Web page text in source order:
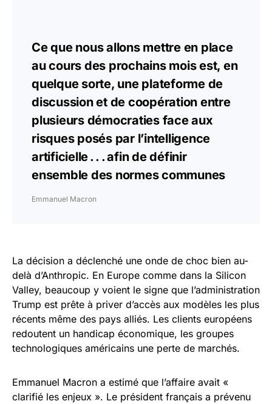
Ce que nous allons mettre en place
au cours des prochains mois est, en
quelque sorte, une plateforme de
discussion et de coopération entre
plusieurs démocraties face aux
risques posés par l’intelligence
artificielle . . . afin de définir
ensemble des normes communes
Emmanuel Macron
La décision a déclenché une onde de choc bien au-
delà d’Anthropic. En Europe comme dans la Silicon
Valley, beaucoup y voient le signe que l’administration
Trump est prête à priver d’accès aux modèles les plus
récents même des pays alliés. Les clients européens
redoutent un handicap économique, les groupes
technologiques américains une perte de marchés.
Emmanuel Macron a estimé que l’affaire avait «
clarifié les enjeux ». Le président français a prévenu